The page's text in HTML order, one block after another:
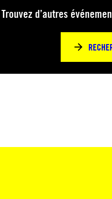
Trouvez d’autres